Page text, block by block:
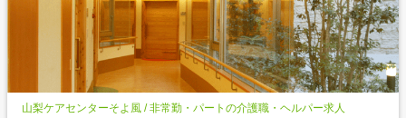
山梨ケアセンターそよ風 / 非常勤・パートの介護職・ヘルパー求人